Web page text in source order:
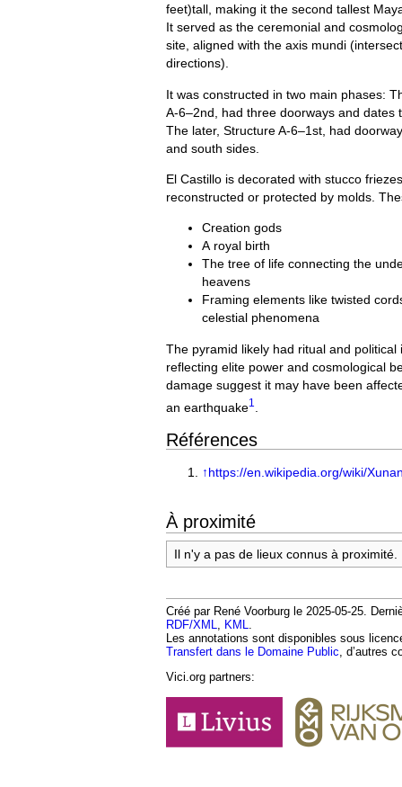
feet)tall, making it the second tallest
It served as the ceremonial and
site, aligned with the axis mundi
directions).
It was constructed in two main phases:
A-6–2nd, had three doorways and dates
The later, Structure A-6–1st, had
and south sides.
El Castillo is decorated with stucco
reconstructed or protected by molds.
Creation gods
A royal birth
The tree of life connecting the
heavens
Framing elements like twisted
celestial phenomena
The pyramid likely had ritual and political
reflecting elite power and cosmological
damage suggest it may have been
an earthquake1
Références
↑https://en.wikipedia.org/wiki/
À proximité
Il n'y a pas de lieux connus à proximité.
Créé par René Voorburg le 2025-05-25.
RDF/XML, KML.
Les annotations sont disponibles sous
Transfert dans le Domaine Public, d’autres
Vici.org partners: